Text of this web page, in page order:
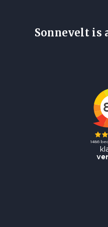
Sonnevelt is